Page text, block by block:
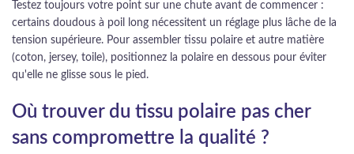
Testez toujours votre point sur une chute avant de commencer :
certains doudous à poil long nécessitent un réglage plus lâche de la
tension supérieure. Pour assembler tissu polaire et autre matière
(coton, jersey, toile), positionnez la polaire en dessous pour éviter
qu'elle ne glisse sous le pied.
Où trouver du tissu polaire pas cher
sans compromettre la qualité ?